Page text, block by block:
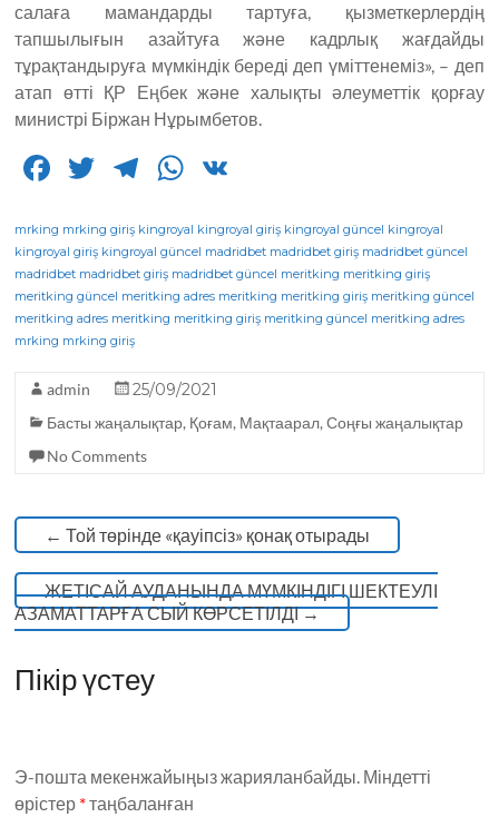
салаға мамандарды тартуға, қызметкерлердің
тапшылығын азайтуға және кадрлық жағдайды
тұрақтандыруға мүмкіндік береді деп үміттенеміз», – деп
атап өтті ҚР Еңбек және халықты әлеуметтік қорғау
министрі Біржан Нұрымбетов.
F
c
e
b
o
o
k
T
it
te
r
T
e
g
ra
W
a
ts
A
p
mrking mrking giriş kingroyal kingroyal giriş kingroyal güncel kingroyal
kingroyal giriş kingroyal güncel madridbet madridbet giriş madridbet güncel
madridbet madridbet giriş madridbet güncel meritking meritking giriş
meritking güncel meritking adres meritking meritking giriş meritking güncel
meritking adres meritking meritking giriş meritking güncel meritking adres
mrking mrking giriş
admin 25/09/2021
Басты жаңалықтар, Қоғам, Мақтаарал,Соңғы жаңалықтар
No Comments
← Той төрінде «қауіпсіз» қонақ отырады
ЖЕТІСАЙ АУДАНЫНДА МҮМКІНДІГІ ШЕКТЕУЛІ
АЗАМАТТАРҒА СЫЙ КӨРСЕТІЛДІ→
Пікір үстеу
Э-пошта мекенжайыңыз жарияланбайды. Міндетті
өрістер *таңбаланған